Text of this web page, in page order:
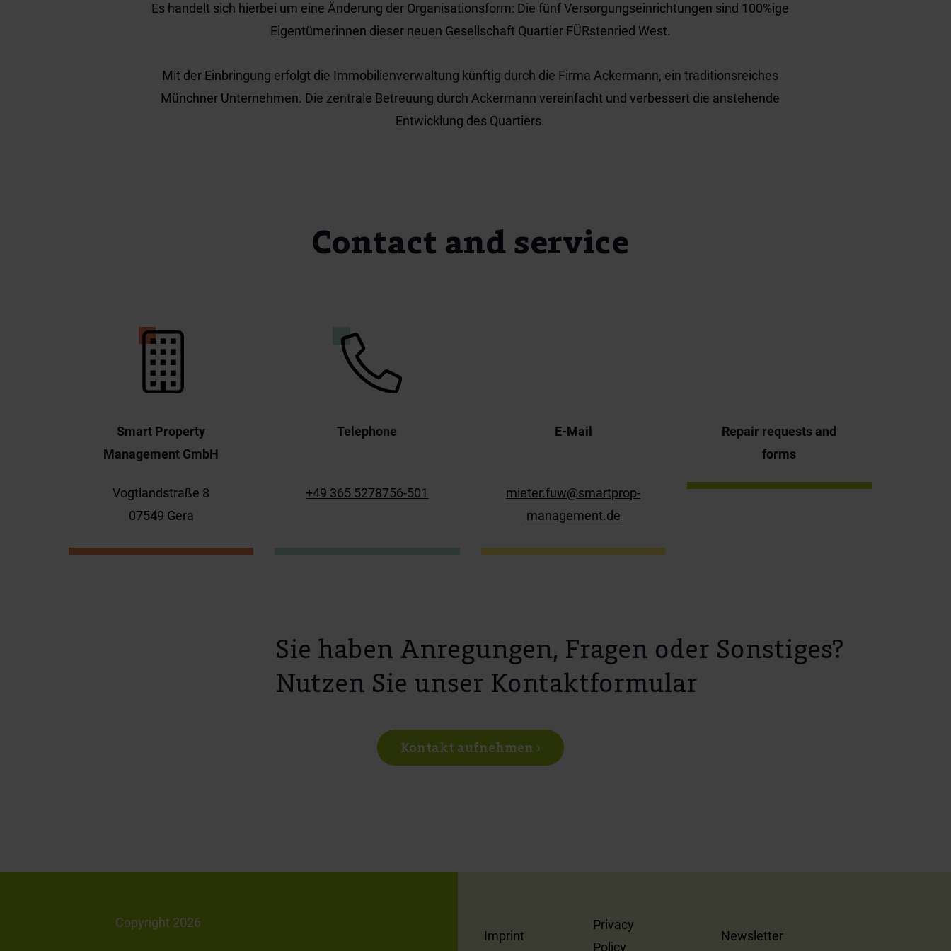
Es handelt sich hierbei um eine Änderung der Organisationsform: Die fünf Versorgungseinrichtungen sind 100%ige
Eigentümerinnen dieser neuen Gesellschaft Quartier FÜRstenried West.
Mit der Einbringung erfolgt die Immobilienverwaltung künftig durch die Firma Ackermann, ein traditionsreiches
Münchner Unternehmen. Die zentrale Betreuung durch Ackermann vereinfacht und verbessert die anstehende
Entwicklung des Quartiers.
Contact and service
Smart Property
Management GmbH
Vogtlandstraße 8
07549 Gera
Telephone
+49 365 5278756-501
E-Mail
mieter.fuw@smartprop-
management.de
Repair requests and
forms
Sie haben Anregungen, Fragen oder Sonstiges?
Nutzen Sie unser Kontaktformular
Kontakt aufnehmen ›
Copyright 2026
Imprint
Privacy
Policy
Newsletter